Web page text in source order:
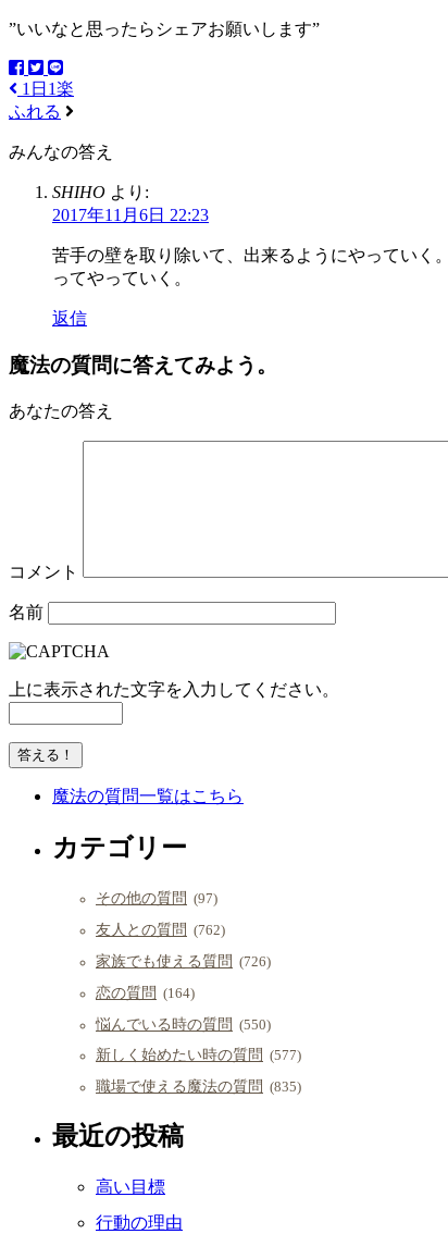
”いいなと思ったらシェアお願いします”
1日1楽
ふれる
みんなの答え
SHIHO より:
2017年11月6日 22:23
苦手の壁を取り除いて、出来るようにやっていく
ってやっていく。
返信
魔法の質問に答えてみよう。
あなたの答え
コメント
名前
上に表示された文字を入力してください。
魔法の質問一覧はこちら
カテゴリー
その他の質問 (97)
友人との質問 (762)
家族でも使える質問 (726)
恋の質問 (164)
悩んでいる時の質問 (550)
新しく始めたい時の質問 (577)
職場で使える魔法の質問 (835)
最近の投稿
高い目標
行動の理由